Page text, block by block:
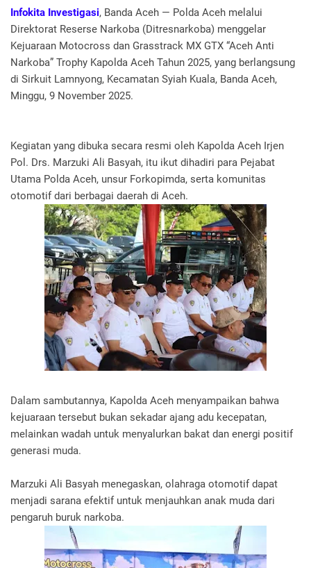
Infokita Investigasi, Banda Aceh — Polda Aceh melalui
Direktorat Reserse Narkoba (Ditresnarkoba) menggelar
Kejuaraan Motocross dan Grasstrack MX GTX “Aceh Anti
Narkoba” Trophy Kapolda Aceh Tahun 2025, yang berlangsung
di Sirkuit Lamnyong, Kecamatan Syiah Kuala, Banda Aceh,
Minggu, 9 November 2025.
Kegiatan yang dibuka secara resmi oleh Kapolda Aceh Irjen
Pol. Drs. Marzuki Ali Basyah, itu ikut dihadiri para Pejabat
Utama Polda Aceh, unsur Forkopimda, serta komunitas
otomotif dari berbagai daerah di Aceh.
Dalam sambutannya, Kapolda Aceh menyampaikan bahwa
kejuaraan tersebut bukan sekadar ajang adu kecepatan,
melainkan wadah untuk menyalurkan bakat dan energi positif
generasi muda.
Marzuki Ali Basyah menegaskan, olahraga otomotif dapat
menjadi sarana efektif untuk menjauhkan anak muda dari
pengaruh buruk narkoba.